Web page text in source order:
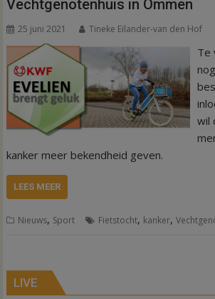
Vechtgenotenhuis in Ommen
25 juni 2021 Tineke Eilander-van den Hof
Te
wil
kanker meer bekendheid geven.
LEES MEER
Nieuws, Sport Fietstocht, kanker,
LIVE